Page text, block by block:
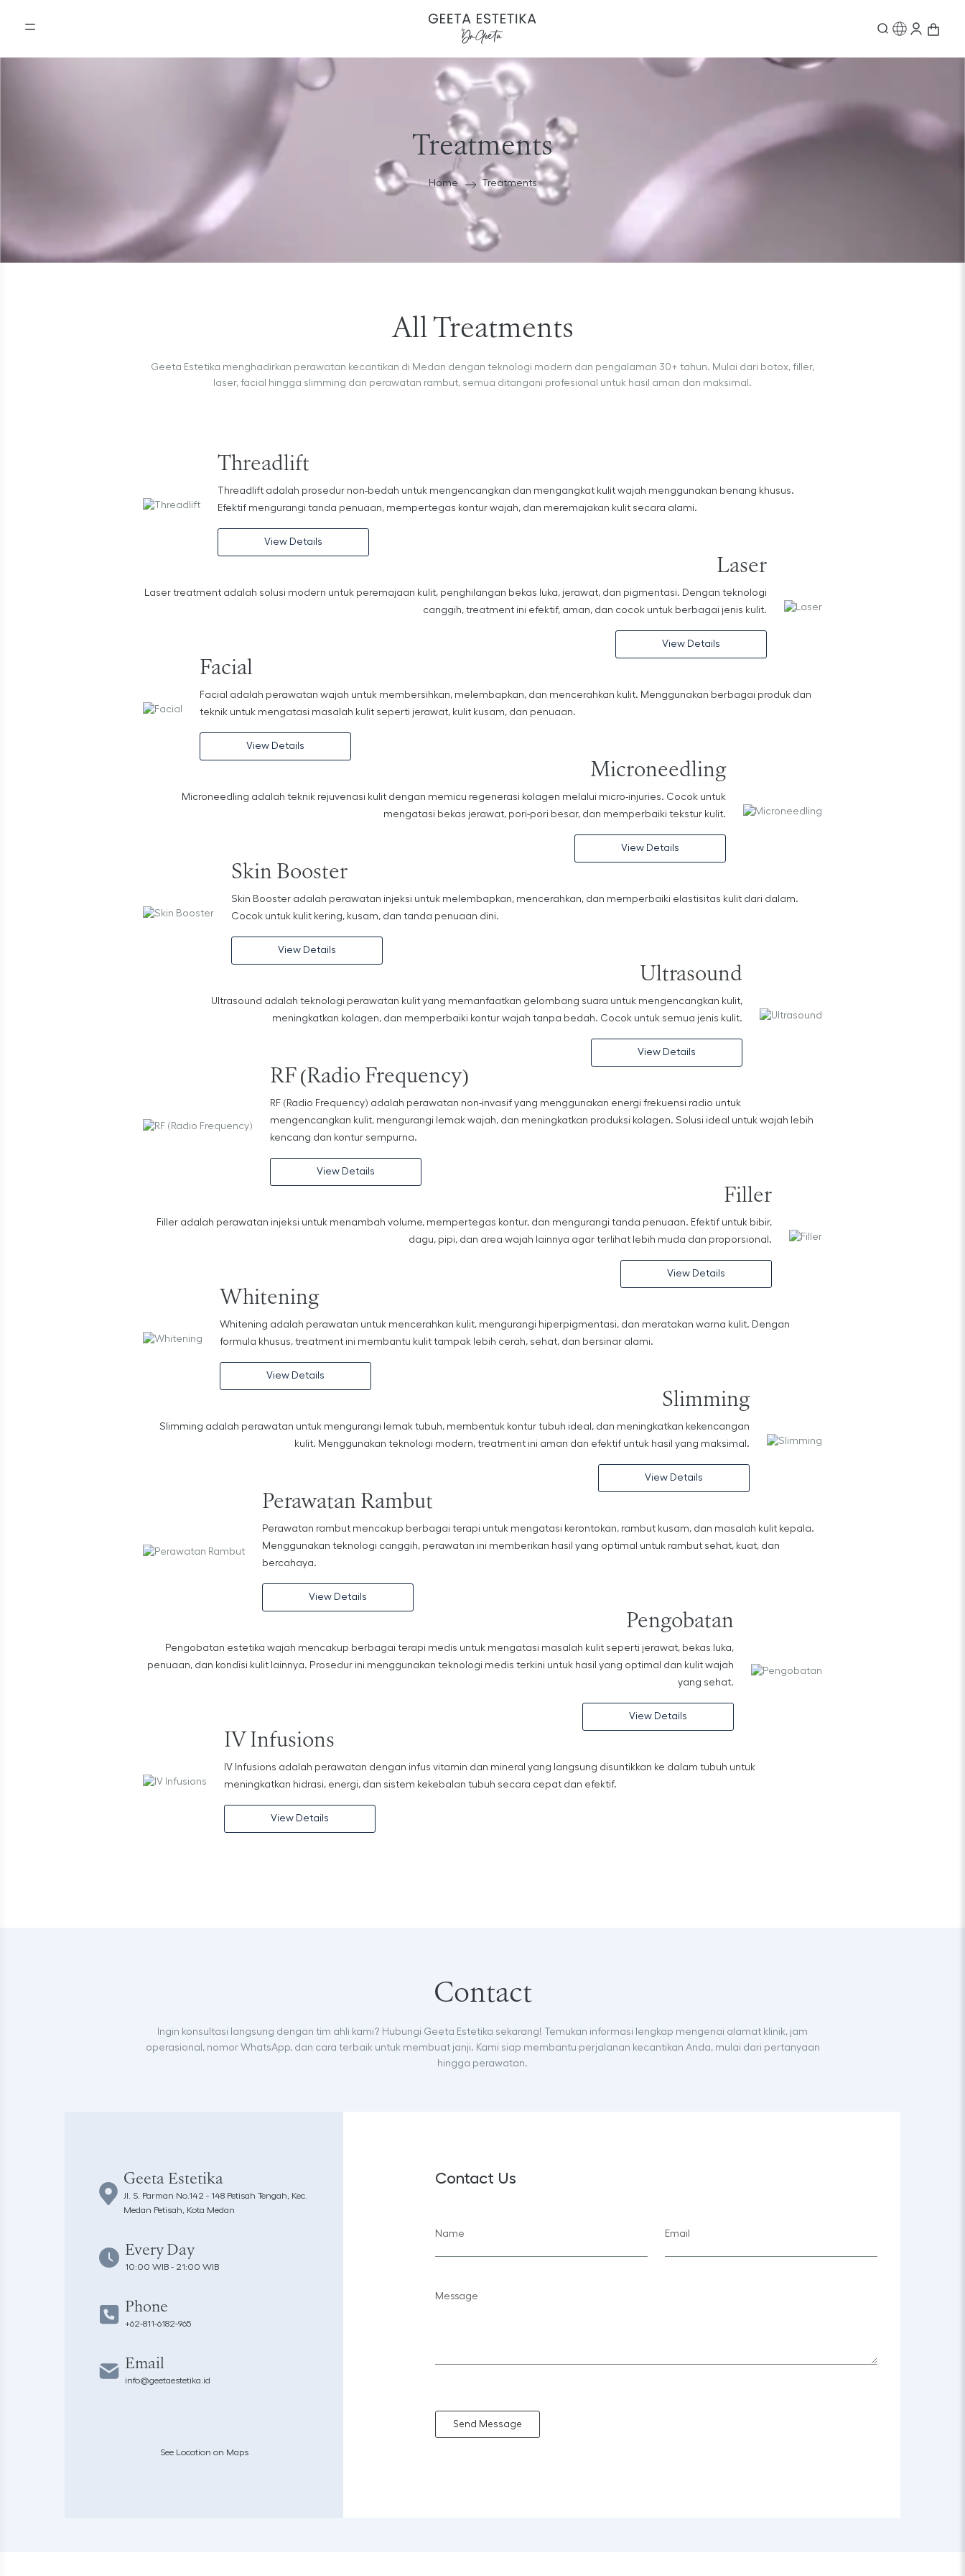
Treatments
Home Treatments
All Treatments
Geeta Estetika menghadirkan perawatan kecantikan di Medan dengan teknologi modern dan pengalaman 30+ tahun. Mulai dari botox, filler,
laser, facial hingga slimming dan perawatan rambut, semua ditangani profesional untuk hasil aman dan maksimal.
Threadlift
Threadlift adalah prosedur non-bedah untuk mengencangkan dan mengangkat kulit wajah menggunakan benang khusus.
Efektif mengurangi tanda penuaan, mempertegas kontur wajah, dan meremajakan kulit secara alami.
View Details
Laser
Laser treatment adalah solusi modern untuk peremajaan kulit, penghilangan bekas luka, jerawat, dan pigmentasi. Dengan teknologi
canggih, treatment ini efektif, aman, dan cocok untuk berbagai jenis kulit.
View Details
Facial
Facial adalah perawatan wajah untuk membersihkan, melembapkan, dan mencerahkan kulit. Menggunakan berbagai produk dan
teknik untuk mengatasi masalah kulit seperti jerawat, kulit kusam, dan penuaan.
View Details
Microneedling
Microneedling adalah teknik rejuvenasi kulit dengan memicu regenerasi kolagen melalui micro-injuries. Cocok untuk
mengatasi bekas jerawat, pori-pori besar, dan memperbaiki tekstur kulit.
View Details
Skin Booster
Skin Booster adalah perawatan injeksi untuk melembapkan, mencerahkan, dan memperbaiki elastisitas kulit dari dalam.
Cocok untuk kulit kering, kusam, dan tanda penuaan dini.
View Details
Ultrasound
Ultrasound adalah teknologi perawatan kulit yang memanfaatkan gelombang suara untuk mengencangkan kulit,
meningkatkan kolagen, dan memperbaiki kontur wajah tanpa bedah. Cocok untuk semua jenis kulit.
View Details
RF (Radio Frequency)
RF (Radio Frequency) adalah perawatan non-invasif yang menggunakan energi frekuensi radio untuk
mengencangkan kulit, mengurangi lemak wajah, dan meningkatkan produksi kolagen. Solusi ideal untuk wajah lebih
kencang dan kontur sempurna.
View Details
Filler
Filler adalah perawatan injeksi untuk menambah volume, mempertegas kontur, dan mengurangi tanda penuaan. Efektif untuk bibir,
dagu, pipi, dan area wajah lainnya agar terlihat lebih muda dan proporsional.
View Details
Whitening
Whitening adalah perawatan untuk mencerahkan kulit, mengurangi hiperpigmentasi, dan meratakan warna kulit. Dengan
formula khusus, treatment ini membantu kulit tampak lebih cerah, sehat, dan bersinar alami.
View Details
Slimming
Slimming adalah perawatan untuk mengurangi lemak tubuh, membentuk kontur tubuh ideal, dan meningkatkan kekencangan
kulit. Menggunakan teknologi modern, treatment ini aman dan efektif untuk hasil yang maksimal.
View Details
Perawatan Rambut
Perawatan rambut mencakup berbagai terapi untuk mengatasi kerontokan, rambut kusam, dan masalah kulit kepala.
Menggunakan teknologi canggih, perawatan ini memberikan hasil yang optimal untuk rambut sehat, kuat, dan
bercahaya.
View Details
Pengobatan
Pengobatan estetika wajah mencakup berbagai terapi medis untuk mengatasi masalah kulit seperti jerawat, bekas luka,
penuaan, dan kondisi kulit lainnya. Prosedur ini menggunakan teknologi medis terkini untuk hasil yang optimal dan kulit wajah
yang sehat.
View Details
IV Infusions
IV Infusions adalah perawatan dengan infus vitamin dan mineral yang langsung disuntikkan ke dalam tubuh untuk
meningkatkan hidrasi, energi, dan sistem kekebalan tubuh secara cepat dan efektif.
View Details
Contact
Ingin konsultasi langsung dengan tim ahli kami? Hubungi Geeta Estetika sekarang! Temukan informasi lengkap mengenai alamat klinik, jam
operasional, nomor WhatsApp, dan cara terbaik untuk membuat janji. Kami siap membantu perjalanan kecantikan Anda, mulai dari pertanyaan
hingga perawatan.
Geeta Estetika
Jl. S. Parman No.142 - 148 Petisah Tengah, Kec.
Medan Petisah, Kota Medan
Every Day
10:00 WIB - 21:00 WIB
Phone
+62-811-6182-965
Email
info@geetaestetika.id
See Location on Maps
Contact Us
Send Message